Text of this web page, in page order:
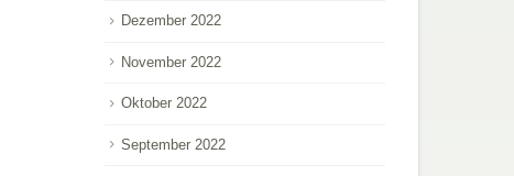
Dezember 2022
November 2022
Oktober 2022
September 2022